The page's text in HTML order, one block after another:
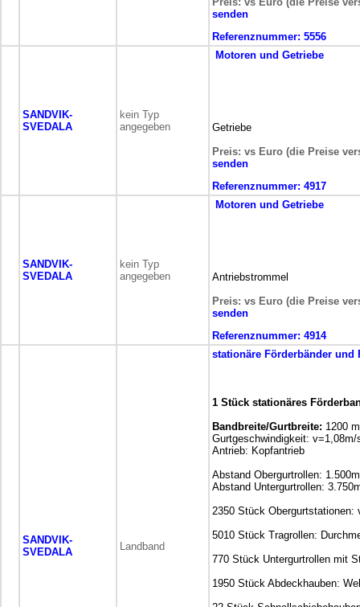
senden
Referenznummer: 5556
SANDVIK-
SVEDALA
kein Typ
angegeben
Motoren und Getriebe
Getriebe
Preis: vs Euro (die Preise
senden
Referenznummer: 4917
SANDVIK-
SVEDALA
kein Typ
angegeben
Motoren und Getriebe
Antriebstrommel
Preis: vs Euro (die Preise
senden
Referenznummer: 4914
SANDVIK-
SVEDALA
Landband
stationäre Förderbänder und
1 Stück stationäres
Bandbreite/Gurtbreite: 1200
Gurtgeschwindigkeit: v=1,08m/
Antrieb: Kopfantrieb
Abstand Obergurtrollen:
Abstand Untergurtrollen:
2350 Stück Obergurtstationen:
5010 Stück Tragrollen:
770 Stück Untergurtrollen mit
1950 Stück Abdeckhauben: